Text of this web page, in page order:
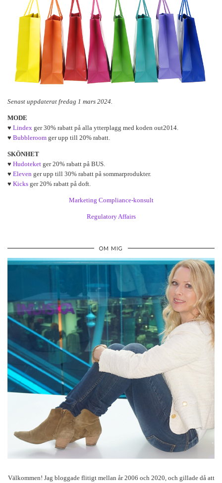
Senast uppdaterat fredag 1 mars 2024.
MODE
♥ Lindex ger 30% rabatt på alla ytterplagg med koden out2014.
♥ Bubbleroom ger upp till 20% rabatt.
SKÖNHET
♥ Hudoteket ger 20% rabatt på BUS.
♥ Eleven ger upp till 30% rabatt på sommarprodukter.
♥ Kicks ger 20% rabatt på doft.
Marketing Compliance-konsult
Regulatory Affairs
OM MIG
Välkommen! Jag bloggade flitigt mellan år 2006 och 2020, och gillade då att